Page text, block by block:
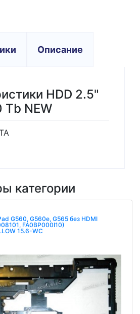
Описание
HDD 2.5"
Tb NEW
категории
G560, G560e, G565 без HDMI
FA0BP000I10)
15.6-WC